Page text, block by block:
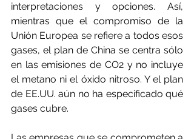
interpretaciones y opciones. Así,
mientras que el compromiso de la
Unión Europea se refiere a todos esos
gases, el plan de China se centra sólo
en las emisiones de CO2 y no incluye
el metano ni el óxido nitroso. Y el plan
de EE.UU. aún no ha especificado qué
gases cubre.